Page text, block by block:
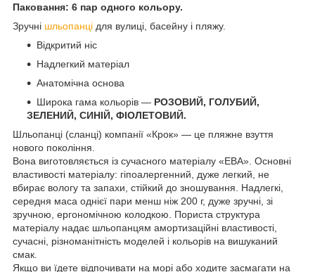
Паковання: 6 пар одного кольору.
Зручні шльопанці для вулиці, басейну і пляжу.
Відкритий ніс
Надлегкий матеріал
Анатомічна основа
Широка гама кольорів — РОЗОВИЙ, ГОЛУБИЙ,
ЗЕЛЕНИЙ, СИНІЙ, ФІОЛЕТОВИЙ.
Шльопанці (сланці) компанії «Крок» — це пляжне взуття
нового покоління.
Вона виготовляється із сучасного матеріалу «ЕВА». Основні
властивості матеріалу: гіпоалергенний, дуже легкий, не
вбирає вологу та запахи, стійкий до зношування. Надлегкі,
середня маса однієї пари менш ніж 200 г, дуже зручні, зі
зручною, ергономічною колодкою. Пориста структура
матеріалу надає шльопанцям амортизаційні властивості,
сучасні, різноманітність моделей і кольорів на вишуканий
смак.
Якщо ви їдете відпочивати на морі або ходите засмагати на